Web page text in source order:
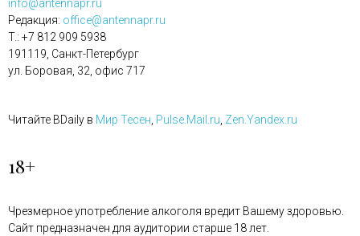
info@antennapr.ru
Редакция: office@antennapr.ru
T.: +7 812 909 5938
191119, Санкт-Петербург
ул. Боровая, 32, офис 717
Читайте BDaily в Мир Тесен, Pulse.Mail.ru, Zen.Yandex.ru
18+
Чрезмерное употребление алкоголя вредит Вашему здоровью.
Сайт предназначен для аудитории старше 18 лет.